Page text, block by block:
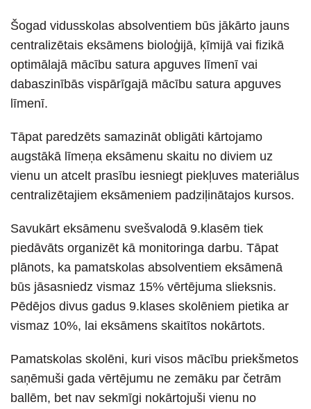
Šogad vidusskolas absolventiem būs jākārto jauns
centralizētais eksāmens bioloģijā, ķīmijā vai fizikā
optimālajā mācību satura apguves līmenī vai
dabaszinībās vispārīgajā mācību satura apguves
līmenī.
Tāpat paredzēts samazināt obligāti kārtojamo
augstākā līmeņa eksāmenu skaitu no diviem uz
vienu un atcelt prasību iesniegt piekļuves materiālus
centralizētajiem eksāmeniem padziļinātajos kursos.
Savukārt eksāmenu svešvalodā 9.klasēm tiek
piedāvāts organizēt kā monitoringa darbu. Tāpat
plānots, ka pamatskolas absolventiem eksāmenā
būs jāsasniedz vismaz 15% vērtējuma slieksnis.
Pēdējos divus gadus 9.klases skolēniem pietika ar
vismaz 10%, lai eksāmens skaitītos nokārtots.
Pamatskolas skolēni, kuri visos mācību priekšmetos
saņēmuši gada vērtējumu ne zemāku par četrām
ballēm, bet nav sekmīgi nokārtojuši vienu no